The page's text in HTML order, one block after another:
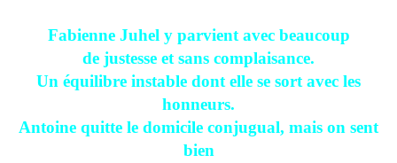
Fabienne Juhel y parvient avec beaucoup
de justesse et sans complaisance.
Un équilibre instable dont elle se sort avec les
honneurs.
Antoine quitte le domicile conjugual, mais on sent
bien